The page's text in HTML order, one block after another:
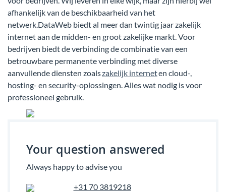
afhankelijk van de beschikbaarheid van het
netwerk.DataWeb biedt al meer dan twintig jaar zakelijk
internet aan de midden- en groot zakelijke markt. Voor
bedrijven biedt de verbinding de combinatie van een
betrouwbare permanente verbinding met diverse
aanvullende diensten zoalszakelijk interneten cloud-,
hosting- en security-oplossingen. Alles wat nodig is voor
professioneel gebruik.
Your question answered
Always happy to advise you
+31 70 3819218